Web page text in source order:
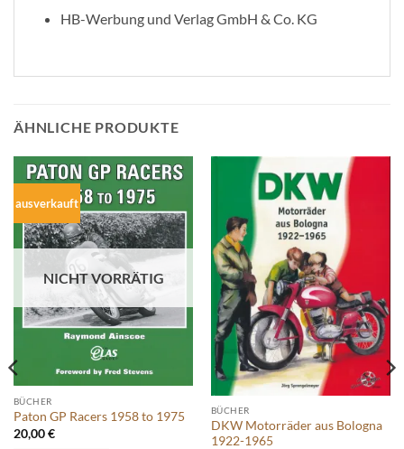
HB-Werbung und Verlag GmbH & Co. KG
ÄHNLICHE PRODUKTE
ausverkauft
NICHT VORRÄTIG
BÜCHER
Paton GP Racers 1958 to 1975
20,00€
BÜCHER
DKW Motorräder aus Bologna
1922-1965